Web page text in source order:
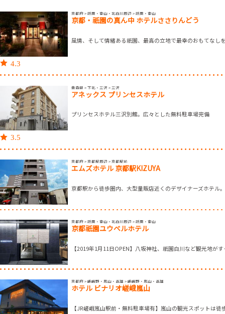
4.3
京都府 > 祇園・東山・北白川周辺 > 祇園・東山
京都・祇園の真ん中 ホテルささりんどう
風情、そして情緒ある祇園、最高の立地で最幸のおもてなし
3.5
青森県 > 下北・三沢 > 三沢
アネックス プリンセスホテル
プリンセスホテル三沢別館。広々とした無料駐車場完備
京都府 > 京都駅周辺 > 京都駅前
エムズホテル 京都駅KIZUYA
京都駅から徒歩圏内、大型量販店近くのデザイナーズホテル
京都府 > 祇園・東山・北白川周辺 > 祇園・東山
京都祇園ユウベルホテル
【2019年1月11日OPEN】八坂神社、祇園白川など観光地が
京都府 > 嵯峨野・嵐山・高雄 > 嵯峨野・嵐山・高雄
ホテル ビナリオ嵯峨嵐山
【JR嵯峨嵐山駅前・無料駐車場有】嵐山の観光スポットは徒